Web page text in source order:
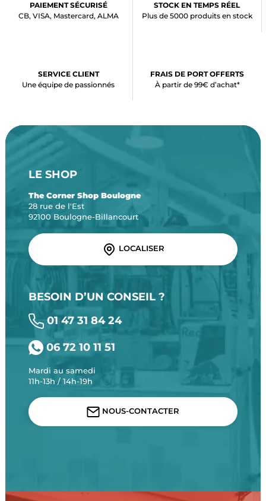
PAIEMENT SÉCURISÉ
CB, VISA, Mastercard, ALMA
STOCK EN TEMPS RÉEL
Plus de 5000 produits en stock
SERVICE CLIENT
Une équipe de passionnés
FRAIS DE PORT OFFERTS
À partir de 99€ d’achat*
LE SHOP
The Corner Shop Boulogne
28 rue de l'Est
92100 Boulogne-Billancourt
LOCALISER
BESOIN D’UN CONSEIL ?
01 47 31 84 24
06 72 10 11 51
Mardi au samedi
11h-13h / 14h-19h
NOUS-CONTACTER